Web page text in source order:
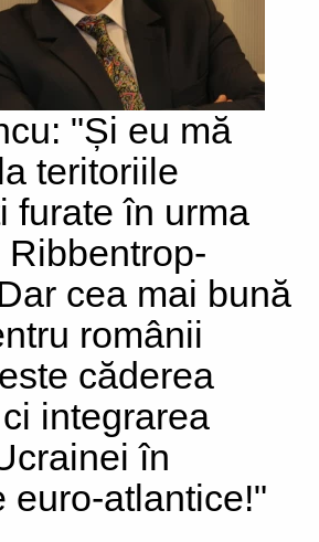
"Și eu mă
teritoriile
furate în urma
cea mai bună
românii
căderea
integrarea
în
euro-atlantice!"